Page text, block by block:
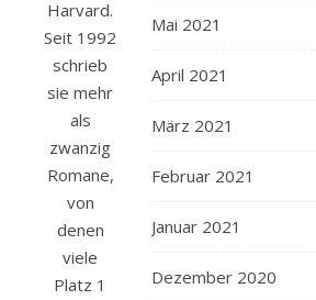
Harvard.
Seit 1992
schrieb
sie mehr
als
zwanzig
Romane,
von
denen
viele
Platz 1
Mai 2021
April 2021
März 2021
Februar 2021
Januar 2021
Dezember 2020